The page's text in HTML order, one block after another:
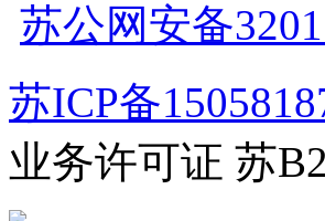
苏公网安备
苏ICP备
业务许可证 苏